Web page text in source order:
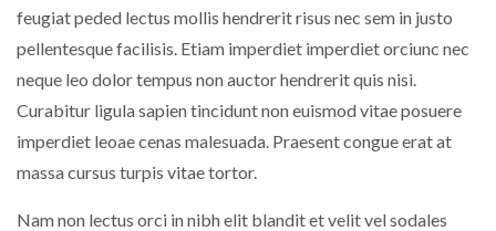
feugiat peded lectus mollis hendrerit risus nec sem in justo
pellentesque facilisis. Etiam imperdiet imperdiet orciunc nec
neque leo dolor tempus non auctor hendrerit quis nisi.
Curabitur ligula sapien tincidunt non euismod vitae posuere
imperdiet leoae cenas malesuada. Praesent congue erat at
massa cursus turpis vitae tortor.
Nam non lectus orci in nibh elit blandit et velit vel sodales